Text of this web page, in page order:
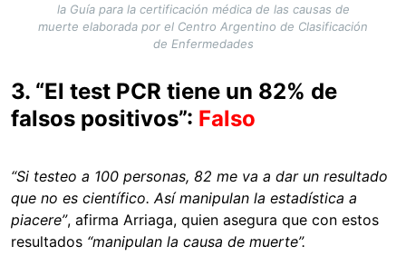
la Guía para la certificación médica de las causas de
muerte elaborada por el Centro Argentino de Clasificación
de Enfermedades
3. “El test PCR tiene un 82% de
falsos positivos”: Falso
“Si testeo a 100 personas, 82 me va a dar un resultado
que no es científico. Así manipulan la estadística a
piacere”, afirma Arriaga, quien asegura que con estos
resultados “manipulan la causa de muerte”.